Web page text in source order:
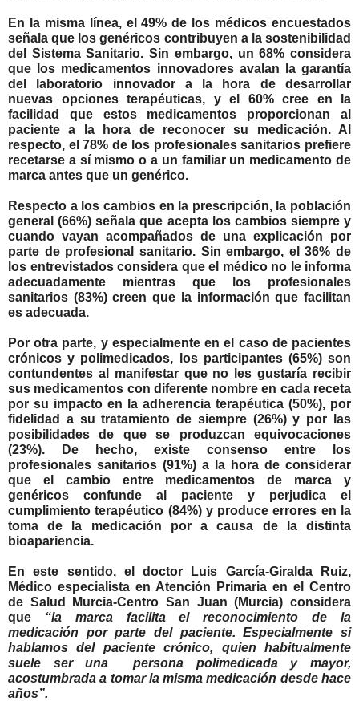
En la misma línea, el 49% de los médicos encuestados
señala que los genéricos contribuyen a la sostenibilidad
del Sistema Sanitario. Sin embargo, un 68% considera
que los medicamentos innovadores avalan la garantía
del laboratorio innovador a la hora de desarrollar
nuevas opciones terapéuticas, y el 60% cree en la
facilidad que estos medicamentos proporcionan al
paciente a la hora de reconocer su medicación. Al
respecto, el 78% de los profesionales sanitarios prefiere
recetarse a sí mismo o a un familiar un medicamento de
marca antes que un genérico.
Respecto a los cambios en la prescripción, la población
general (66%) señala que acepta los cambios siempre y
cuando vayan acompañados de una explicación por
parte de profesional sanitario. Sin embargo, el 36% de
los entrevistados considera que el médico no le informa
adecuadamente mientras que los profesionales
sanitarios (83%) creen que la información que facilitan
es adecuada.
Por otra parte, y especialmente en el caso de pacientes
crónicos y polimedicados, los participantes (65%) son
contundentes al manifestar que no les gustaría recibir
sus medicamentos con diferente nombre en cada receta
por su impacto en la adherencia terapéutica (50%), por
fidelidad a su tratamiento de siempre (26%) y por las
posibilidades de que se produzcan equivocaciones
(23%). De hecho, existe consenso entre los
profesionales sanitarios (91%) a la hora de considerar
que el cambio entre medicamentos de marca y
genéricos confunde al paciente y perjudica el
cumplimiento terapéutico (84%) y produce errores en la
toma de la medicación por a causa de la distinta
bioapariencia.
En este sentido, eldoctor Luis García-Giralda Ruiz,
Médico especialista en Atención Primaria en el Centro
de Salud Murcia-Centro San Juan (Murcia) considera
que “la marca facilita el reconocimiento de la
medicación por parte del paciente. Especialmente si
hablamos del paciente crónico, quien habitualmente
suele ser una persona polimedicada y mayor,
acostumbrada a tomar la misma medicación desde hace
años”.